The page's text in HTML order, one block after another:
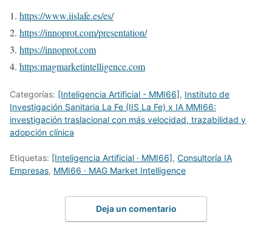
https://www.iislafe.es/es/
https://innoprot.com/presentation/
https://innoprot.com
https:magmarketintelligence.com
Categorías: [Inteligencia Artificial - MMI66], Instituto de
Investigación Sanitaria La Fe (IIS La Fe) x IA MMI66:
investigación traslacional con más velocidad, trazabilidad y
adopción clínica
Etiquetas: [Inteligencia Artificial · MMI66], Consultoría IA
Empresas, MMI66 · MAG Market Intelligence
Deja un comentario